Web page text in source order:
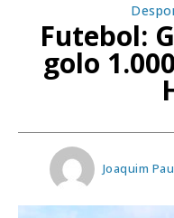
Futebol:
golo
Joaquim